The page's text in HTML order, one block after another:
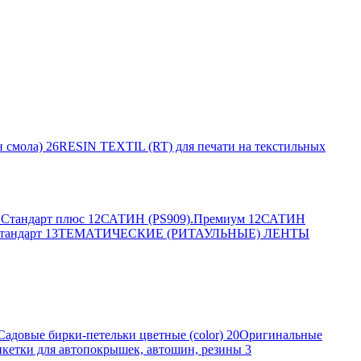
смола) 26RESIN TEXTIL (RT) для печати на текстильных
плюс 12САТИН (PS909).Премиум 12САТИН
13ТЕМАТИЧЕСКИЕ (РИТАУЛЬНЫЕ) ЛЕНТЫ
бирки-петельки цветные (color) 20Оригинальные
для автопокрышек, автошин, резины 3